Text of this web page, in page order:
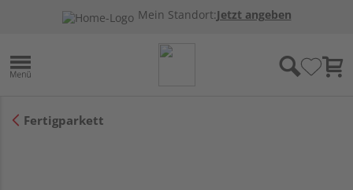
Mein Standort:Jetzt angeben
Fertigparkett